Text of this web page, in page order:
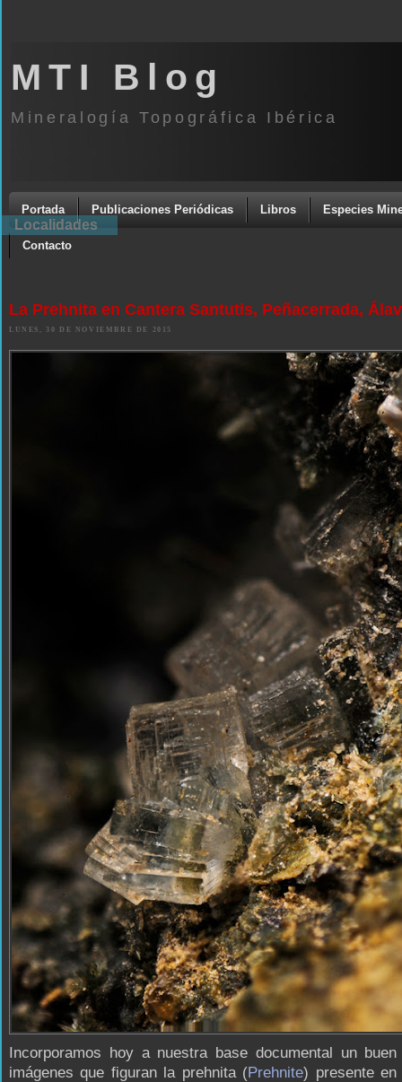
MTI Blog
Mineralogía Topográfica Ibérica
Portada Publicaciones Periódicas Libros Especies
Contacto
La Prehnita en Cantera Santutis, Peñacerrada,
LUNES, 30 DE NOVIEMBRE DE 2015
Incorporamos hoy a nuestra base documental un
imágenes que figuran la prehnita (Prehnite) presente
Localidades